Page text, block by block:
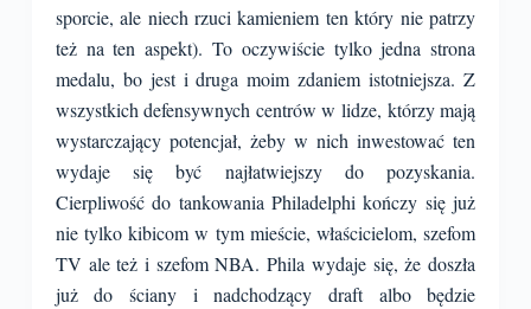
sporcie, ale niech rzuci kamieniem ten który nie patrzy
też na ten aspekt). To oczywiście tylko jedna strona
medalu, bo jest i druga moim zdaniem istotniejsza. Z
wszystkich defensywnych centrów w lidze, którzy mają
wystarczający potencjał, żeby w nich inwestować ten
wydaje się być najłatwiejszy do pozyskania.
Cierpliwość do tankowania Philadelphi kończy się już
nie tylko kibicom w tym mieście, właścicielom, szefom
TV ale też i szefom NBA. Phila wydaje się, że doszła
już do ściany i nadchodzący draft albo będzie